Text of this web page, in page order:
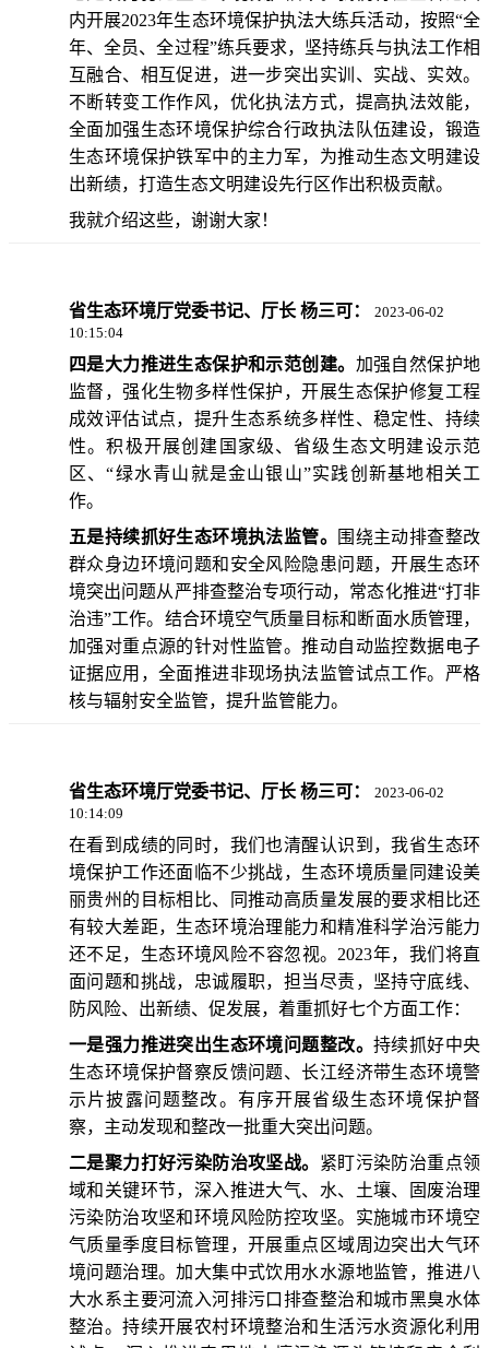
内开展2023年生态环境保护执法大练兵活动，按照“全
年、全员、全过程”练兵要求，坚持练兵与执法工作相
互融合、相互促进，进一步突出实训、实战、实效。
不断转变工作作风，优化执法方式，提高执法效能，
全面加强生态环境保护综合行政执法队伍建设，锻造
生态环境保护铁军中的主力军，为推动生态文明建设
出新绩，打造生态文明建设先行区作出积极贡献。
我就介绍这些，谢谢大家！
省生态环境厅党委书记、厅长 杨三可：
2023-06-02
10:15:04
四是大力推进生态保护和示范创建。 加强自然保护地
监督，强化生物多样性保护，开展生态保护修复工程
成效评估试点，提升生态系统多样性、稳定性、持续
性。积极开展创建国家级、省级生态文明建设示范
区、“绿水青山就是金山银山”实践创新基地相关工
作。
五是持续抓好生态环境执法监管。
围绕主动排查整改
群众身边环境问题和安全风险隐患问题，开展生态环
境突出问题从严排查整治专项行动，常态化推进“打非
治违”工作。结合环境空气质量目标和断面水质管理，
加强对重点源的针对性监管。推动自动监控数据电子
证据应用，全面推进非现场执法监管试点工作。严格
核与辐射安全监管，提升监管能力。
省生态环境厅党委书记、厅长 杨三可：
2023-06-02
10:14:09
在看到成绩的同时，我们也清醒认识到，我省生态环
境保护工作还面临不少挑战，生态环境质量同建设美
丽贵州的目标相比、同推动高质量发展的要求相比还
有较大差距，生态环境治理能力和精准科学治污能力
还不足，生态环境风险不容忽视。2023年，我们将直
面问题和挑战，忠诚履职，担当尽责，坚持守底线、
防风险、出新绩、促发展，着重抓好七个方面工作：
一是强力推进突出生态环境问题整改。 持续抓好中央
生态环境保护督察反馈问题、长江经济带生态环境警
示片披露问题整改。有序开展省级生态环境保护督
察，主动发现和整改一批重大突出问题。
二是聚力打好污染防治攻坚战。 紧盯污染防治重点领
域和关键环节，深入推进大气、水、土壤、固废治理
污染防治攻坚和环境风险防控攻坚。实施城市环境空
气质量季度目标管理，开展重点区域周边突出大气环
境问题治理。加大集中式饮用水水源地监管，推进八
大水系主要河流入河排污口排查整治和城市黑臭水体
整治。持续开展农村环境整治和生活污水资源化利用